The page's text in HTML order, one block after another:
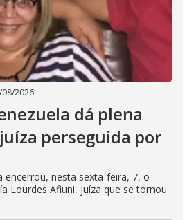
08/2026
dá plena
perseguida por
encerrou, nesta sexta-feira, 7, o
Lourdes Afiuni, juíza que se tornou